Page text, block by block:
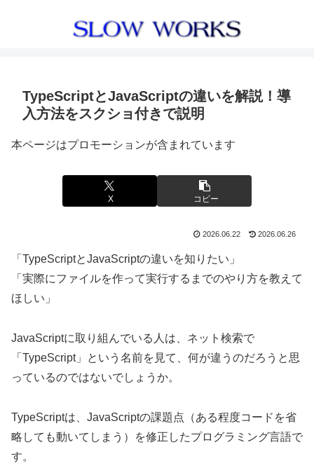
TypeScriptとJavaScriptの違いを解説！導
入方法をスクショ付きで説明
本ページはプロモーションが含まれています
X コピー
2026.06.22 2026.06.26
「TypeScriptとJavaScriptの違いを知りたい」
「実際にファイルを作って実行するまでのやり方を教えて
ほしい」
JavaScriptに取り組んでいる人は、ネット検索で
「TypeScript」という名前を見て、何が違うのだろうと思
っているのではないでしょうか。
TypeScriptは、JavaScriptの課題点（ある程度コードを省
略しても動いてしまう）を修正したプログラミング言語で
す。